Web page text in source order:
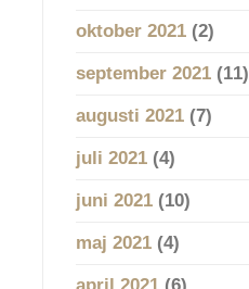
oktober 2021(2)
september 2021(11)
augusti 2021(7)
juli 2021(4)
juni 2021(10)
maj 2021(4)